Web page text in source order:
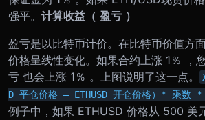
强平。 计算收益（ 盈亏 ）
盈亏是以比特币计价。在比特币价值方
价格呈线性变化。如果合约上涨 1％ ，
亏 也会上涨 1％ 。上图说明了这一点。
D 平仓价格 – ETHUSD 开仓价格）* 乘数 *
例子中，如果 ETHUSD 价格从 500 美